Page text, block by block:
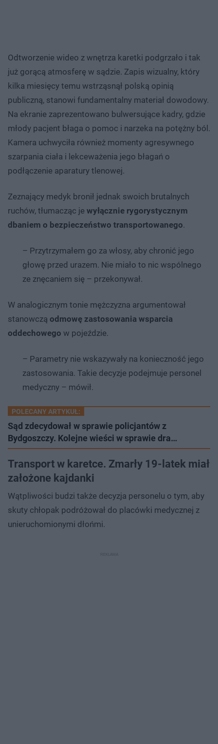
Odtworzenie wideo z wnętrza karetki podgrzało i tak
już gorącą atmosferę w sądzie. Zapis wizualny, który
kilka miesięcy temu wstrząsnął polską opinią
publiczną, stanowi fundamentalny materiał dowodowy.
Na ekranie zaprezentowano bulwersujące kadry, gdzie
młody pacjent błaga o pomoc i narzeka na potężny ból.
Kamera uchwyciła również momenty agresywnego
szarpania ciała i lekceważenia jego błagań o
podłączenie aparatury tlenowej.
Zeznający medyk bronił jednak swoich brutalnych
ruchów, tłumacząc je wyłącznie rygorystycznym
dbaniem o bezpieczeństwo transportowanego.
– Przytrzymałem go za włosy, aby chronić jego
głowę przed urazem. Nie miało to nic wspólnego
ze znęcaniem się – przekonywał.
W analogicznym tonie mężczyzna argumentował
stanowczą odmowę zastosowania wsparcia
oddechowego w pojeździe.
– Parametry nie wskazywały na konieczność jego
zastosowania. Takie decyzje podejmuje personel
medyczny – mówił.
POLECANY ARTYKUŁ:
Sąd zdecydował w sprawie policjantów z
Bydgoszczy. Kolejne wieści w sprawie dra…
Transport w karetce. Zmarły 19-latek miał
założone kajdanki
Wątpliwości budzi także decyzja personelu o tym, aby
skuty chłopak podróżował do placówki medycznej z
unieruchomionymi dłońmi.